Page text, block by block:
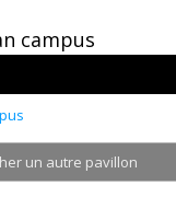
campus